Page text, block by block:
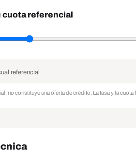
cuota referencial
referencial
no constituye una oferta de crédito. La tasa y la